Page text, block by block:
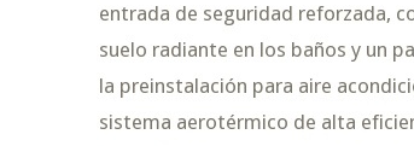
entrada de seguridad reforzada,
suelo radiante en los baños y un
la preinstalación para aire
sistema aerotérmico de alta